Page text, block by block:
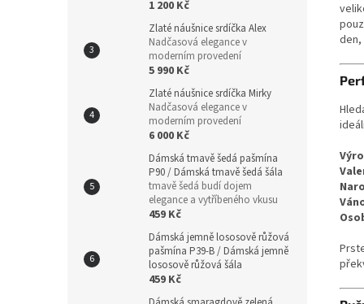
1 200 Kč
Zlaté náušnice srdíčka Alex
Nadčasová elegance v
moderním provedení
5 990 Kč
Zlaté náušnice srdíčka Mirky
Nadčasová elegance v
moderním provedení
6 000 Kč
Dámská tmavě šedá pašmína
P90 / Dámská tmavě šedá šála
tmavě šedá budí dojem
elegance a vytříbeného vkusu
459 Kč
Dámská jemně lososově růžová
pašmína P39-B / Dámská jemně
lososově růžová šála
459 Kč